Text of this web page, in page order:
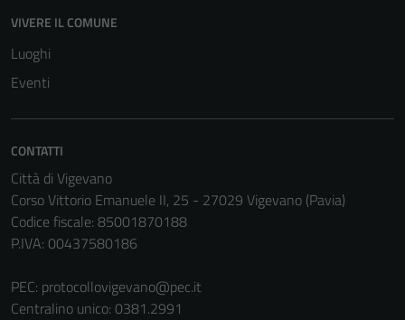
VIVERE IL COMUNE
Luoghi
Eventi
CONTATTI
Città di Vigevano
Corso Vittorio Emanuele II, 25 - 27029 Vigevano (Pavia)
Codice fiscale: 85001870188
P.IVA: 00437580186
PEC: protocollovigevano@pec.it
Centralino unico: 0381.2991
informazioni